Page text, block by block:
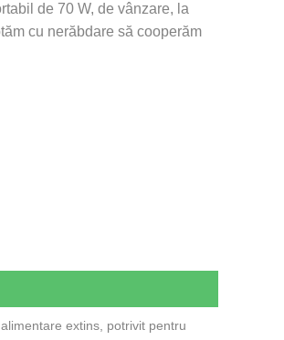
de 70 W, de vânzare, la
cu nerăbdare să cooperăm
extins, potrivit pentru